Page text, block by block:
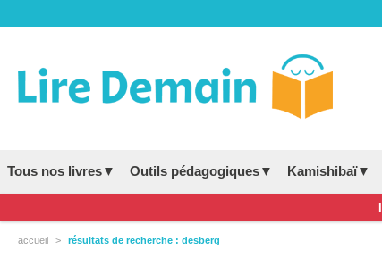
Tous nos livres▼ Outils pédagogiques▼ Kamishibaï▼
accueil résultats de recherche : desberg